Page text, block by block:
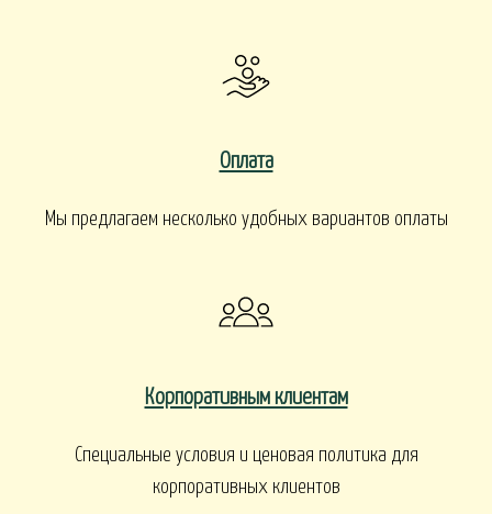
Оплата
Мы предлагаем несколько удобных вариантов оплаты
Корпоративным клиентам
Специальные условия и ценовая политика для
корпоративных клиентов